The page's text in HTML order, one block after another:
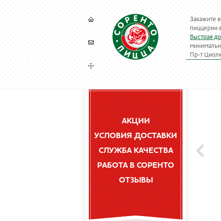
Закажите
пиццерии
быстрая
Пр-т
АКЦИИ
УСЛОВИЯ ДОСТАВКИ
СЛУЖБА КАЧЕСТВА
РАБОТА В СОРЕНТО
ОТЗЫВЫ